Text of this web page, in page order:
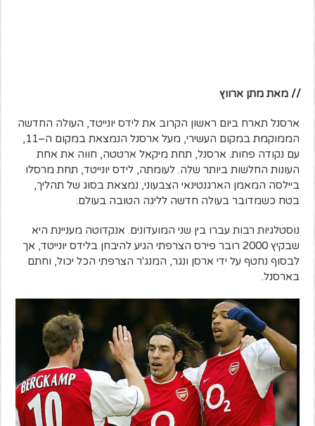
// מאת מתן ארווץ
ארסנל תארח ביום ראשון הקרוב את לידס יונייטד, העולה החדשה
הממוקמת במקום העשירי, מעל ארסנל הנמצאת במקום ה–11,
עם נקודה פחות. ארסנל, תחת מיקאל ארטטה, חווה את אחת
העונות החלשות ביותר שלה. לעומתה, לידס יונייטד, תחת מרסלו
ביילסה המאמן הארגנטינאי הצבעוני, נמצאת בסוג של תהליך,
בטח כשמדובר בעולה חדשה לליגה הטובה בעולם.
נוסטלגיות רבות עברו בין שני המועדונים. אנקדוטה מעניינת היא
שבקיץ 2000 רובר פירס הצרפתי הגיע להיבחן בלידס יונייטד, אך
לבסוף נחטף על ידי ארסן ונגר, המנג'ר הצרפתי הכל יכול, וחתם
בארסנל.